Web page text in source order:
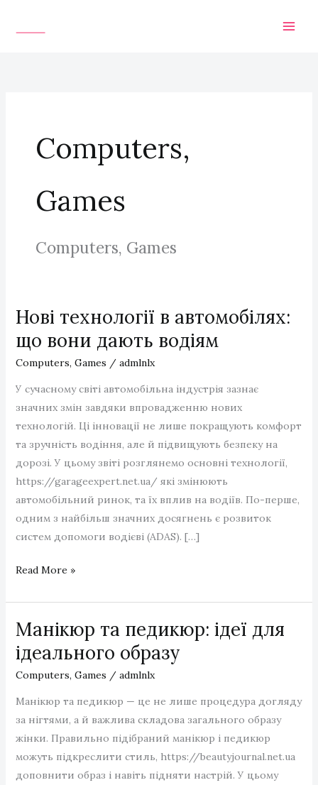
Computers,
Games
Computers, Games
Нові технології в автомобілях:
що вони дають водіям
Computers, Games / admlnlx
У сучасному світі автомобільна індустрія зазнає
значних змін завдяки впровадженню нових
технологій. Ці інновації не лише покращують комфорт
та зручність водіння, але й підвищують безпеку на
дорозі. У цьому звіті розглянемо основні технології,
https://garageexpert.net.ua/ які змінюють
автомобільний ринок, та їх вплив на водіїв. По-перше,
одним з найбільш значних досягнень є розвиток
систем допомоги водієві (ADAS). […]
Нові
в
автомобілях:
що
вони
дають
водіям
Read More »
Манікюр та педикюр: ідеї для
ідеального образу
Computers, Games / admlnlx
Манікюр та педикюр — це не лише процедура догляду
за нігтями, а й важлива складова загального образу
жінки. Правильно підібраний манікюр і педикюр
можуть підкреслити стиль, https://beautyjournal.net.ua
доповнити образ і навіть підняти настрій. У цьому